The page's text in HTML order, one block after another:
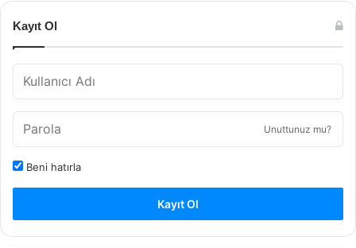
Kayıt Ol
Unuttunuz mu?
Beni hatırla
Kayıt Ol